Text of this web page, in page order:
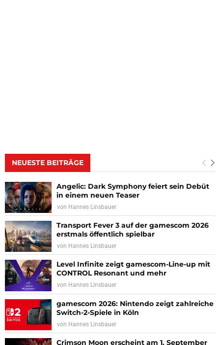
NEUESTE BEITRÄGE
Angelic: Dark Symphony feiert sein Debüt
in einem neuen Teaser
von Hannes Linsbauer
Transport Fever 3 auf der gamescom 2026
erstmals öffentlich spielbar
von Hannes Linsbauer
Level Infinite zeigt gamescom-Line-up mit
CONTROL Resonant und mehr
von Hannes Linsbauer
gamescom 2026: Nintendo zeigt zahlreiche
Switch-2-Spiele in Köln
von Hannes Linsbauer
Crimson Moon erscheint am 1. September